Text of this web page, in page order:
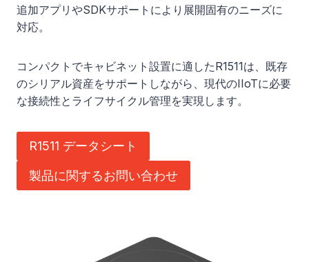
追加アプリやSDKサポートにより展開固有のニーズに
対応。
コンパクトでキャビネット設置に適したR1511は、既存
のシリアル資産をサポートしながら、現代のIIoTに必要
な接続性とライフサイクル管理を実現します。
R1511 データシート
製品に関するお問い合わせ